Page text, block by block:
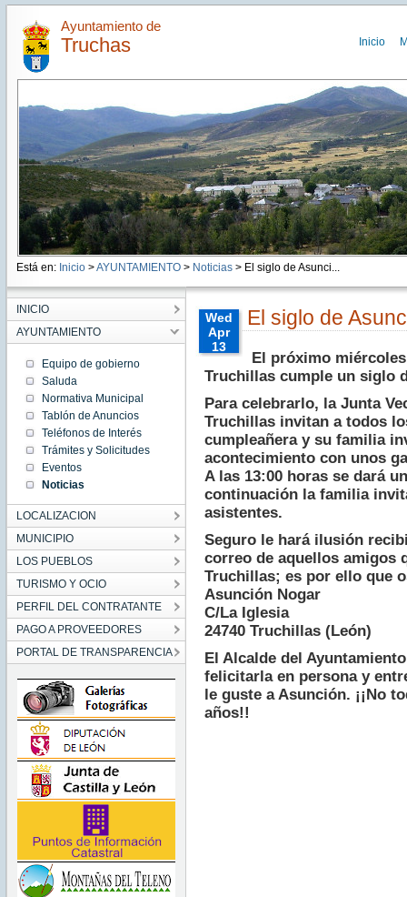
Ayuntamiento de
Truchas Inicio
Está en: Inicio >AYUNTAMIENTO> Noticias> El siglo de Asunci...
INICIO
AYUNTAMIENTO
Equipo de gobierno
Saluda
Normativa Municipal
Tablón de Anuncios
Teléfonos de Interés
Trámites y Solicitudes
Eventos
Noticias
LOCALIZACION
MUNICIPIO
LOS PUEBLOS
TURISMO Y OCIO
PERFIL DEL CONTRATANTE
PAGO A PROVEEDORES
PORTAL DE TRANSPARENCIA
Wed
Apr
13
CEST
Wed
Apr 13
00:00:00
CEST
2016
Wed Apr
00:00:00
2016
El siglo de
El próximo
Truchillas cumple un siglo
Para celebrarlo, la Junta
Truchillas invitan a todos
cumpleañera y su familia
acontecimiento con unos
A las 13:00 horas se dará
continuación la familia
asistentes.
Seguro le hará ilusión
correo de aquellos amigos
Truchillas; es por ello que
Asunción Nogar
C/La Iglesia
24740 Truchillas (León)
El Alcalde del
felicitarla en persona y
le guste a Asunción. ¡¡No
años!!